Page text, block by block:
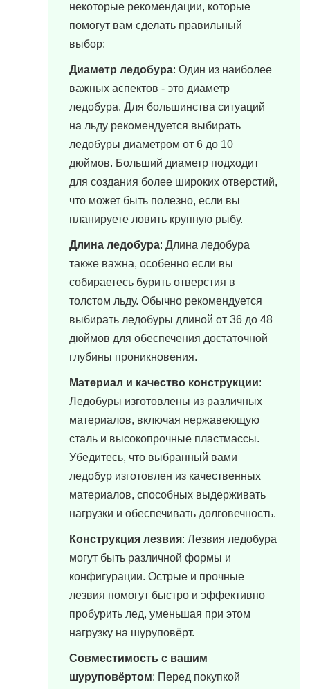
некоторые рекомендации, которые
помогут вам сделать правильный
выбор:
Диаметр ледобура: Один из наиболее
важных аспектов - это диаметр
ледобура. Для большинства ситуаций
на льду рекомендуется выбирать
ледобуры диаметром от 6 до 10
дюймов. Больший диаметр подходит
для создания более широких отверстий,
что может быть полезно, если вы
планируете ловить крупную рыбу.
Длина ледобура: Длина ледобура
также важна, особенно если вы
собираетесь бурить отверстия в
толстом льду. Обычно рекомендуется
выбирать ледобуры длиной от 36 до 48
дюймов для обеспечения достаточной
глубины проникновения.
Материал и качество конструкции:
Ледобуры изготовлены из различных
материалов, включая нержавеющую
сталь и высокопрочные пластмассы.
Убедитесь, что выбранный вами
ледобур изготовлен из качественных
материалов, способных выдерживать
нагрузки и обеспечивать долговечность.
Конструкция лезвия: Лезвия ледобура
могут быть различной формы и
конфигурации. Острые и прочные
лезвия помогут быстро и эффективно
пробурить лед, уменьшая при этом
нагрузку на шуруповёрт.
Совместимость с вашим
шуруповёртом: Перед покупкой